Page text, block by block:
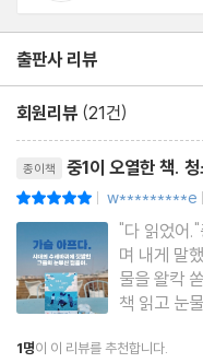
출판사 리뷰
회원리뷰 (21건)
종이책 중1이 오열한 책.
| w*********e |
"다 읽었어
며 내게 말
물을 왈칵
책 읽고 눈
이렇게 오
여 주는데,
1명이 이 리뷰를 추천합니다.